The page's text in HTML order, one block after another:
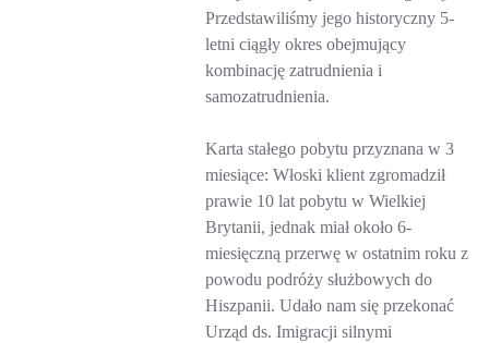
Przedstawiliśmy jego historyczny 5-
letni ciągły okres obejmujący
kombinację zatrudnienia i
samozatrudnienia.
Karta stałego pobytu przyznana w 3
miesiące: Włoski klient zgromadził
prawie 10 lat pobytu w Wielkiej
Brytanii, jednak miał około 6-
miesięczną przerwę w ostatnim roku z
powodu podróży służbowych do
Hiszpanii. Udało nam się przekonać
Urząd ds. Imigracji silnymi